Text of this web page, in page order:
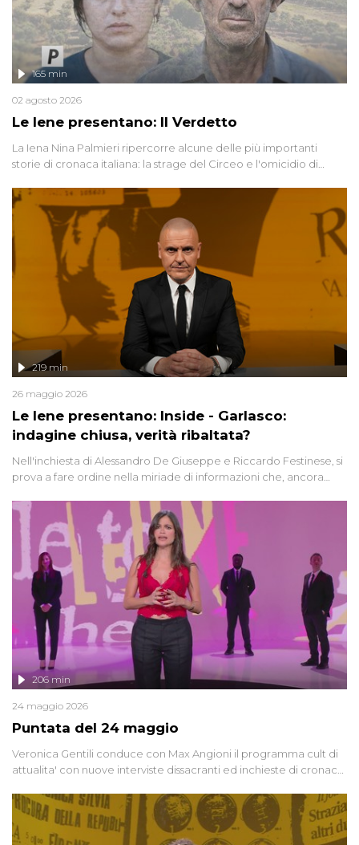
Le Iene presentano: Il Verdetto
165 min
02 agosto 2026
La Iena Nina Palmieri ripercorre alcune delle più importanti
storie di cronaca italiana: la strage del Circeo e l'omicidio di
Le Iene presentano: Inside - Garlasco:
indagine chiusa, verità ribaltata?
219 min
26 maggio 2026
Nell'inchiesta di Alessandro De Giuseppe e Riccardo Festinese, si
prova a fare ordine nella miriade di informazioni che, ancora
giudiziarie più discusse degli ultimi anni. Lo speciale ricostruisce la
vicenda mettendo in fila testimonianze, errori, dettagli
controversi e i protagonisti di un'indagine che sembra non avere
fine.
Puntata del 24 maggio
206 min
24 maggio 2026
Veronica Gentili conduce con Max Angioni il programma cult di
attualita' con nuove interviste dissacranti ed inchieste di cronaca